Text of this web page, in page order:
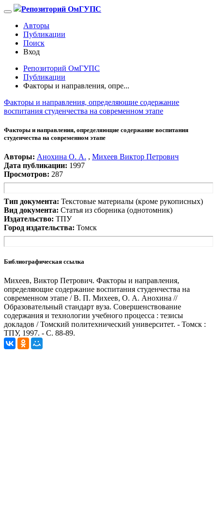
Репозиторий ОмГУПС
Авторы
Публикации
Поиск
Вход
Репозиторий ОмГУПС
Публикации
Факторы и направления, опре...
Факторы и направления, определяющие содержание
воспитания студенчества на современном этапе
Факторы и направления, определяющие содержание воспитания
студенчества на современном этапе
Авторы: Анохина О. А. , Михеев Виктор Петрович
Дата публикации: 1997
Просмотров: 287
Тип документа: Текстовые материалы (кроме рукописных)
Вид документа: Статья из сборника (однотомник)
Издательство: ТПУ
Город издательства: Томск
Библиографическая ссылка
Михеев, Виктор Петрович. Факторы и направления,
определяющие содержание воспитания студенчества на
современном этапе / В. П. Михеев, О. А. Анохина //
Образовательный стандарт вуза. Совершенствование
содержания и технологии учебного процесса : тезисы
докладов / Томский политехнический университет. - Томск :
ТПУ, 1997. - С. 88-89.